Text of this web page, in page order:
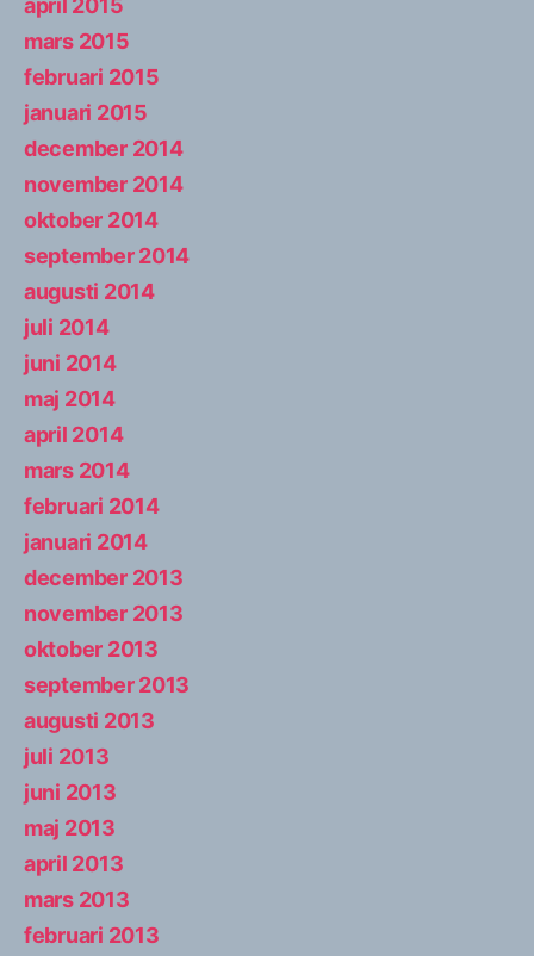
mars 2015
februari 2015
januari 2015
december 2014
november 2014
oktober 2014
september 2014
augusti 2014
juli 2014
juni 2014
maj 2014
april 2014
mars 2014
februari 2014
januari 2014
december 2013
november 2013
oktober 2013
september 2013
augusti 2013
juli 2013
juni 2013
maj 2013
april 2013
mars 2013
februari 2013